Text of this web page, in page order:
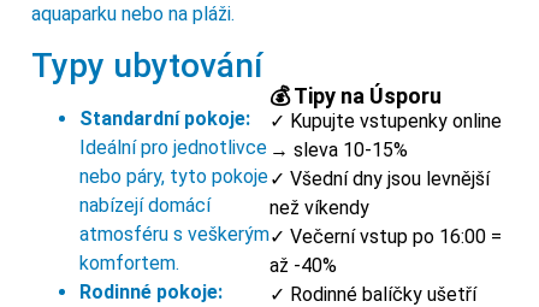
aquaparku nebo na pláži.
Typy ubytování
Standardní pokoje:
Ideální pro jednotlivce
nebo páry, tyto pokoje
nabízejí domácí
atmosféru s veškerým
komfortem.
Rodinné pokoje:
💰 Tipy na Úsporu
✓ Kupujte vstupenky online
→ sleva 10-15%
✓ Všední dny jsou levnější
než víkendy
✓ Večerní vstup po 16:00 =
až -40%
✓ Rodinné balíčky ušetří